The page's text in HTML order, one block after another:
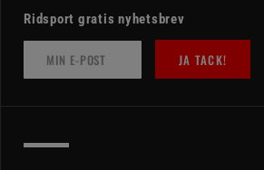
Ridsport gratis nyhetsbrev
JA TACK!